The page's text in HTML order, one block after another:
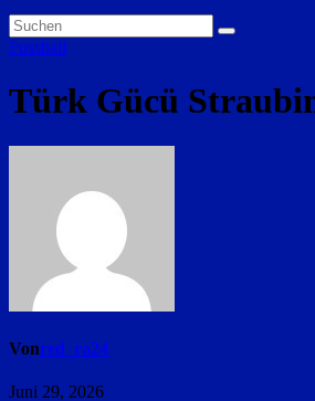
Fussball
Türk Gücü
Vonred_ra24
Juni 29, 2026